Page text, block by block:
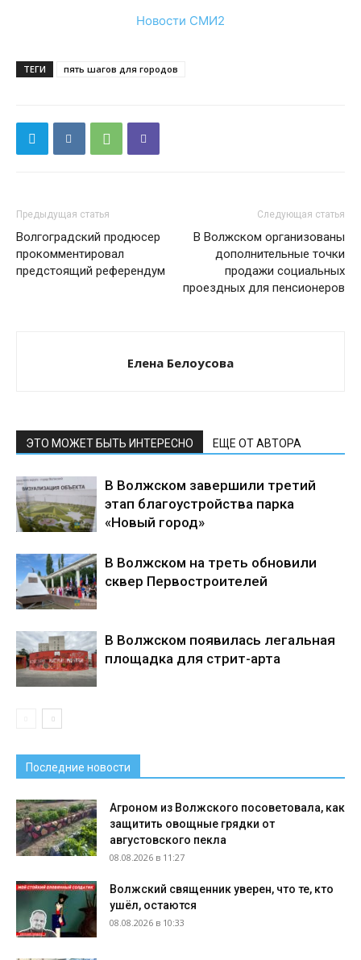
Новости СМИ2
ТЕГИ пять шагов для городов
Предыдущая статья
Волгоградский продюсер
прокомментировал
предстоящий референдум
Следующая статья
В Волжском организованы
дополнительные точки
продажи социальных
проездных для пенсионеров
Елена Белоусова
ЭТО МОЖЕТ БЫТЬ ИНТЕРЕСНО ЕЩЕ ОТ АВТОРА
В Волжском завершили третий
этап благоустройства парка
«Новый город»
В Волжском на треть обновили
сквер Первостроителей
В Волжском появилась легальная
площадка для стрит-арта
Последние новости
Агроном из Волжского посоветовала, как
защитить овощные грядки от
августовского пекла
08.08.2026 в 11:27
Волжский священник уверен, что те, кто
ушёл, остаются
08.08.2026 в 10:33